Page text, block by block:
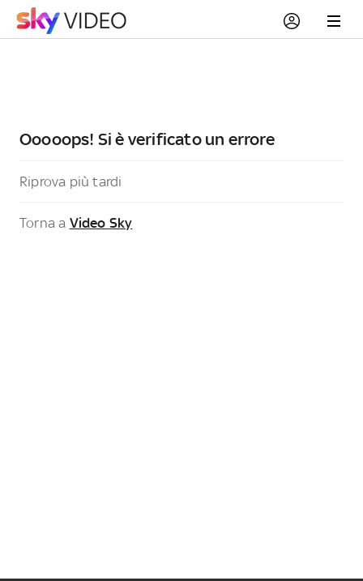
Ooooops! Si è verificato un errore
Riprova più tardi
Torna a Video Sky